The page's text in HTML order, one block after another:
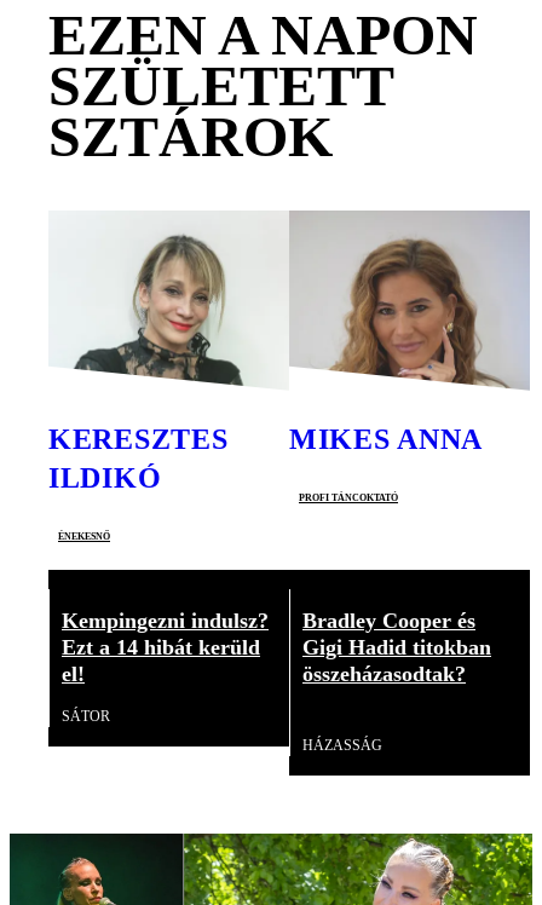
EZEN A NAPON
SZÜLETETT
SZTÁROK
KERESZTES
ILDIKÓ
énekesnő
MIKES ANNA
profi táncoktató
Kempingezni indulsz?
Ezt a 14 hibát kerüld
el!
SÁTOR
Bradley Cooper és
Gigi Hadid titokban
összeházasodtak?
HÁZASSÁG